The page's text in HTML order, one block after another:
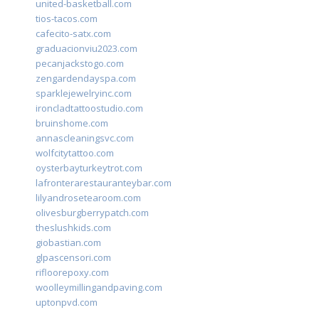
united-basketball.com
tios-tacos.com
cafecito-satx.com
graduacionviu2023.com
pecanjackstogo.com
zengardendayspa.com
sparklejewelryinc.com
ironcladtattoostudio.com
bruinshome.com
annascleaningsvc.com
wolfcitytattoo.com
oysterbayturkeytrot.com
lafronterarestauranteybar.com
lilyandrosetearoom.com
olivesburgberrypatch.com
theslushkids.com
giobastian.com
glpascensori.com
rifloorepoxy.com
woolleymillingandpaving.com
uptonpvd.com